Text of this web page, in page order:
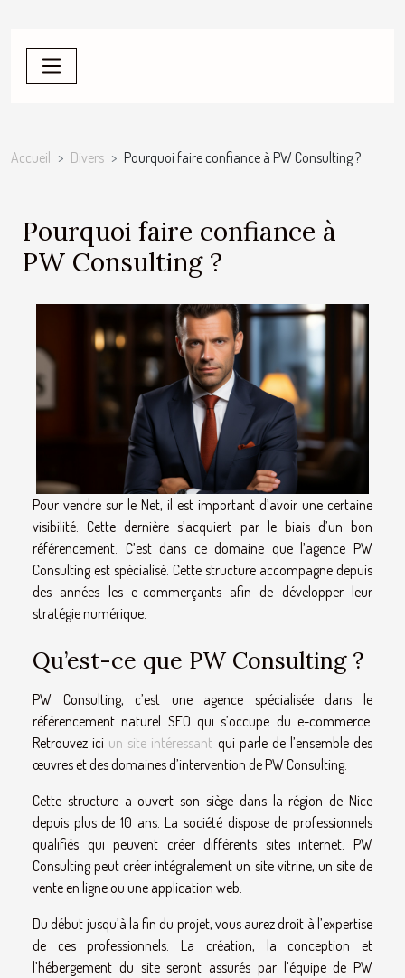
Accueil Divers Pourquoi faire confiance à PW Consulting ?
Pourquoi faire confiance à
PW Consulting ?
Pour vendre sur le Net, il est important d’avoir une certaine
visibilité. Cette dernière s’acquiert par le biais d’un bon
référencement. C’est dans ce domaine que l’agence PW
Consulting est spécialisé. Cette structure accompagne depuis
des années les e-commerçants afin de développer leur
stratégie numérique.
Qu’est-ce que PW Consulting ?
PW Consulting, c’est une agence spécialisée dans le
référencement naturel SEO qui s’occupe du e-commerce.
Retrouvez ici un site intéressant qui parle de l’ensemble des
œuvres et des domaines d’intervention de PW Consulting.
Cette structure a ouvert son siège dans la région de Nice
depuis plus de 10 ans. La société dispose de professionnels
qualifiés qui peuvent créer différents sites internet. PW
Consulting peut créer intégralement un site vitrine, un site de
vente en ligne ou une application web.
Du début jusqu’à la fin du projet, vous aurez droit à l’expertise
de ces professionnels. La création, la conception et
l’hébergement du site seront assurés par l’équipe de PW